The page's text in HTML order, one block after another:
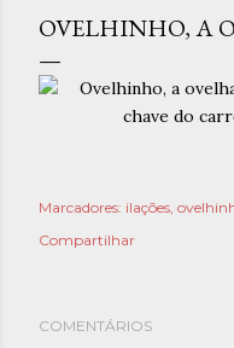
OVELHINHO, A
Marcadores: ilações
Compartilhar
COMENTÁRIOS